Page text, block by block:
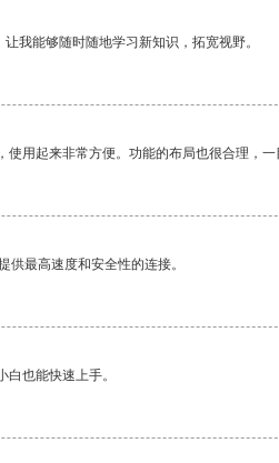
我能够随时随地学习新知识，拓宽视野。
用起来非常方便。功能的布局也很合理，一
供最高速度和安全性的连接。
也能快速上手。